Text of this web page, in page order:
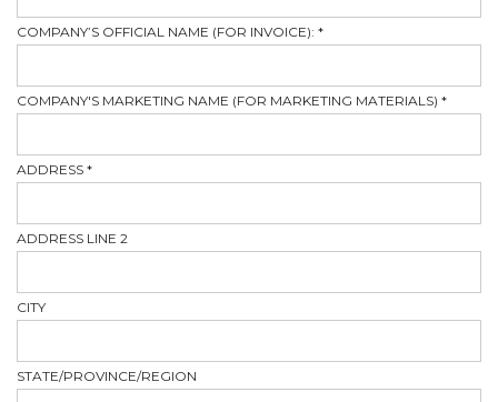
COMPANY’S OFFICIAL NAME (FOR INVOICE): *
COMPANY'S MARKETING NAME (FOR MARKETING MATERIALS) *
ADDRESS *
ADDRESS LINE 2
CITY
STATE/PROVINCE/REGION